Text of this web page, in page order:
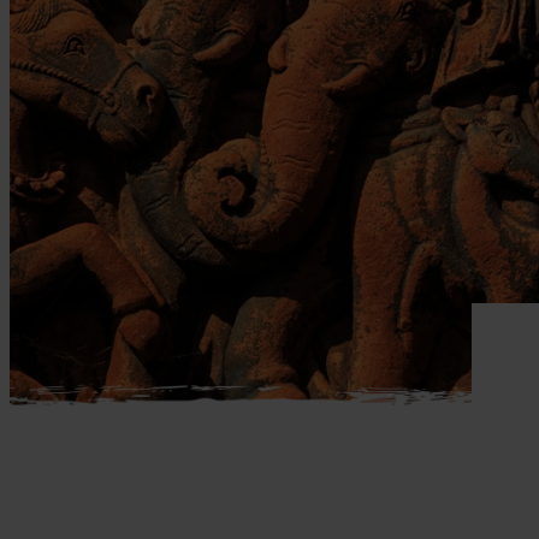
Mellemøsten
Nordamerika
Oceanien
Sydamerika
Balkan
Bhutan
Bolivia
Borneo
Brasilien
dansk